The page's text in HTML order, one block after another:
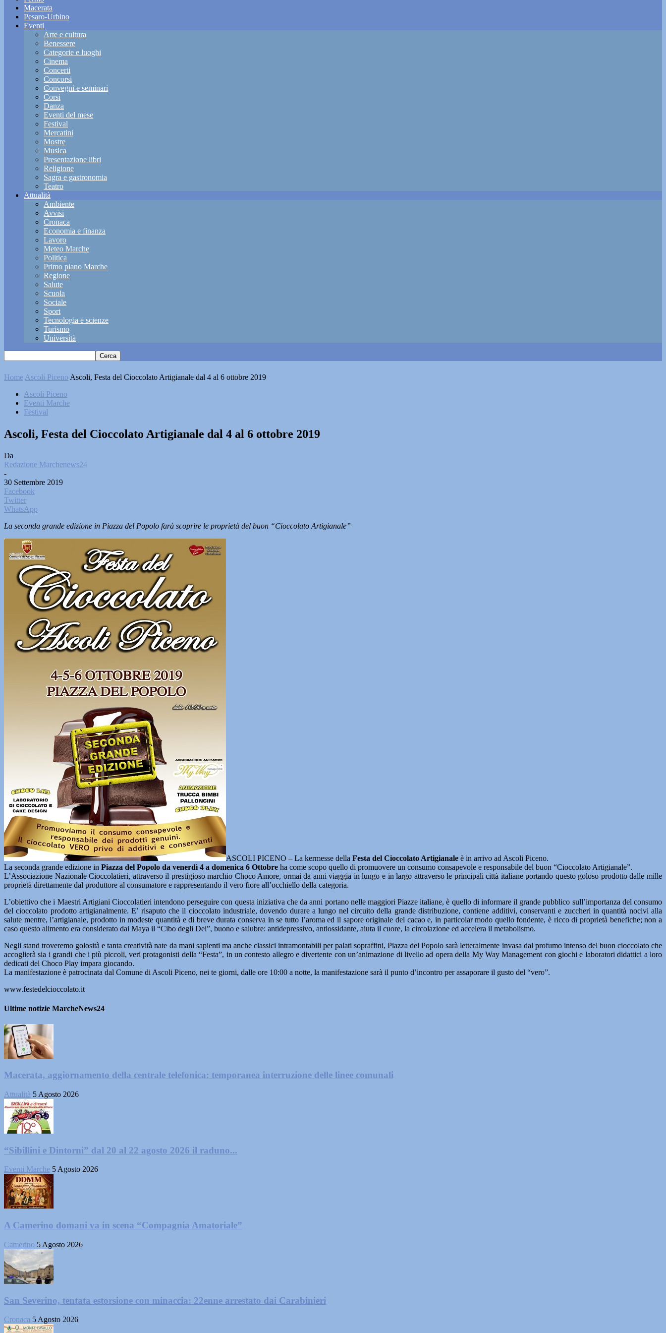
Macerata
Pesaro-Urbino
Eventi
Arte e cultura
Benessere
Categorie e luoghi
Cinema
Concerti
Concorsi
Convegni e seminari
Corsi
Danza
Eventi del mese
Festival
Mercatini
Mostre
Musica
Presentazione libri
Religione
Sagra e gastronomia
Teatro
Attualità
Ambiente
Avvisi
Cronaca
Economia e finanza
Lavoro
Meteo Marche
Politica
Primo piano Marche
Regione
Salute
Scuola
Sociale
Sport
Tecnologia e scienze
Turismo
Università
Home Ascoli Piceno Ascoli, Festa del Cioccolato Artigianale dal 4 al 6 ottobre 2019
Ascoli Piceno
Eventi Marche
Festival
Ascoli, Festa del Cioccolato Artigianale dal 4 al 6 ottobre 2019
Da
Redazione Marchenews24
-
30 Settembre 2019
Facebook
Twitter
WhatsApp
La seconda grande edizione in Piazza del Popolo farà scoprire le proprietà del buon “Cioccolato Artigianale”
ASCOLI PICENO – La kermesse della Festa del Cioccolato Artigianale è in arrivo ad Ascoli Piceno.
La seconda grande edizione in Piazza del Popolo da venerdì 4 a domenica 6 Ottobre ha come scopo quello di promuovere un consumo consapevole e responsabile del buon “Cioccolato Artigianale”.
L’Associazione Nazionale Cioccolatieri, attraverso il prestigioso marchio Choco Amore, ormai da anni viaggia in lungo e in largo attraverso le principali città italiane portando questo goloso prodotto dalle mille
proprietà direttamente dal produttore al consumatore e rappresentando il vero fiore all’occhiello della categoria.
L’obiettivo che i Maestri Artigiani Cioccolatieri intendono perseguire con questa iniziativa che da anni portano nelle maggiori Piazze italiane, è quello di informare il grande pubblico sull’importanza del consumo
del cioccolato prodotto artigianalmente. E’ risaputo che il cioccolato industriale, dovendo durare a lungo nel circuito della grande distribuzione, contiene additivi, conservanti e zuccheri in quantità nocivi alla
salute mentre, l’artigianale, prodotto in modeste quantità e di breve durata conserva in se tutto l’aroma ed il sapore originale del cacao e, in particolar modo quello fondente, è ricco di proprietà benefiche; non a
caso questo alimento era considerato dai Maya il “Cibo degli Dei”, buono e salubre: antidepressivo, antiossidante, aiuta il cuore, la circolazione ed accelera il metabolismo.
Negli stand troveremo golosità e tanta creatività nate da mani sapienti ma anche classici intramontabili per palati sopraffini, Piazza del Popolo sarà letteralmente invasa dal profumo intenso del buon cioccolato che
accoglierà sia i grandi che i più piccoli, veri protagonisti della “Festa”, in un contesto allegro e divertente con un’animazione di livello ad opera della My Way Management con giochi e laboratori didattici a loro
dedicati del Choco Play impara giocando.
La manifestazione è patrocinata dal Comune di Ascoli Piceno, nei te giorni, dalle ore 10:00 a notte, la manifestazione sarà il punto d’incontro per assaporare il gusto del “vero”.
www.festedelcioccolato.it
Ultime notizie MarcheNews24
Macerata, aggiornamento della centrale telefonica: temporanea interruzione delle linee comunali
Attualità 5 Agosto 2026
“Sibillini e Dintorni” dal 20 al 22 agosto 2026 il raduno...
Eventi Marche 5 Agosto 2026
A Camerino domani va in scena “Compagnia Amatoriale”
Camerino 5 Agosto 2026
San Severino, tentata estorsione con minaccia: 22enne arrestato dai Carabinieri
Cronaca 5 Agosto 2026